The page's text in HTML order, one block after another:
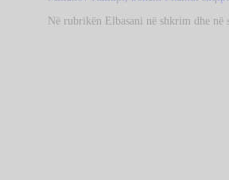
Në rubrikën Elbasani në shkrim dhe